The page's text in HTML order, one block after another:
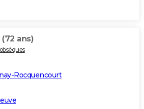
(72 ans)
Rocquencourt